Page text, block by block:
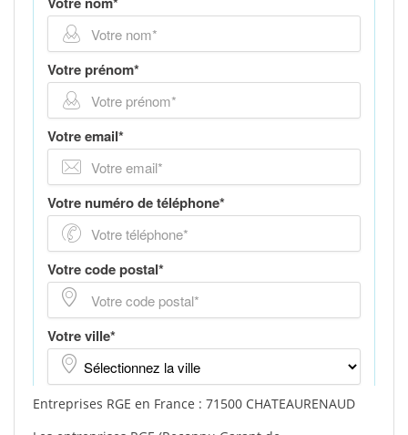
Entreprises RGE en France : 71500 CHATEAURENAUD